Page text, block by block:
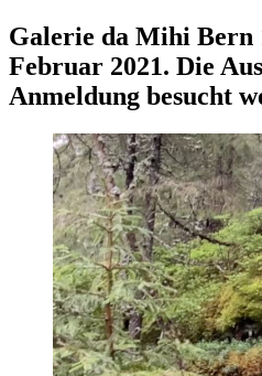
Galerie da Mihi Bern
Februar 2021. Die
Anmeldung besucht